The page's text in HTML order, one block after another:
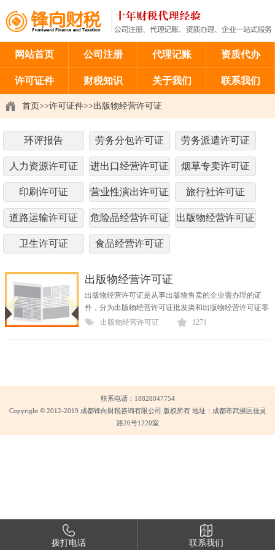
网站首页 公司注册 代理记账 资质代办
许可证件 财税知识 关于我们 联系我们
首页>>许可证件>>出版物经营许可证
环评报告 劳务分包许可证 劳务派遣许可证
人力资源许可证 进出口经营许可证 烟草专卖许可证
印刷许可证 营业性演出许可证 旅行社许可证
道路运输许可证 危险品经营许可证 出版物经营许可证
卫生许可证 食品经营许可证
出版物经营许可证
出版物经营许可证是从事出版物售卖的企业需办理的证
件，分为出版物经营许可证批发类和出版物经营许可证零
售类。 从事出版物批发、零售活动的单位和...
出版物经营许可证 1271
联系电话：18828047754
Copyright © 2012-2019 成都锋向财税咨询有限公司 版权所有 地址：成都市武侯区佳灵
路20号1220室
拨打电话 联系我们